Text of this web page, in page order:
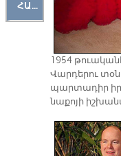
ՀԱՐԹԱԿ
1954
Վար­դե­րու
պար­տա­դիր
նա­քո­յի